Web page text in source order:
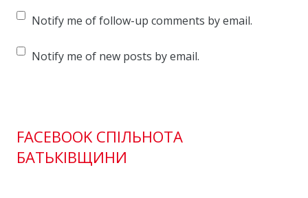
Notify me of follow-up comments by email.
Notify me of new posts by email.
FACEBOOK СПІЛЬНОТА
БАТЬКІВЩИНИ